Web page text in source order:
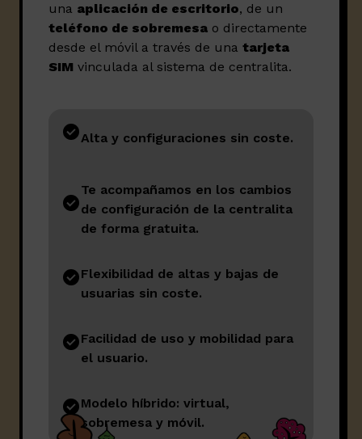
una aplicación de escritorio, de un
teléfono de sobremesa o directamente
desde el móvil a través de una tarjeta
SIM vinculada al sistema de centralita.
Alta y configuraciones sin coste.
Te acompañamos en los cambios
de configuración de la centralita
de forma gratuita.
Flexibilidad de altas y bajas de
usuarias sin coste.
Facilidad de uso y mobilidad para
el usuario.
Modelo híbrido: virtual,
sobremesa y móvil.